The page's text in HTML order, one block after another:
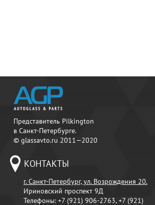
Представитель Pilkington
в Санкт-Петербурге.
© glassavto.ru 2011—2020
КОНТАКТЫ
г. Санкт-Петербург, ул. Возрождения 20.
Ириновский проспект 9Д
Телефоны:+7 (921) 906-2763, +7 (921)